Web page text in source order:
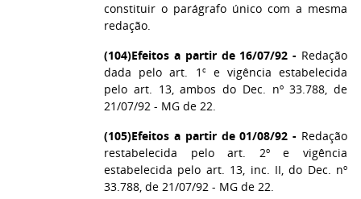
constituir o parágrafo único com a mesma
redação.
(104)Efeitos a partir de 16/07/92 - Redação
dada pelo art. 1º e vigência estabelecida
pelo art. 13, ambos do Dec. nº 33.788, de
21/07/92 - MG de 22.
(105)Efeitos a partir de 01/08/92 - Redação
restabelecida pelo art. 2º e vigência
estabelecida pelo art. 13, inc. II, do Dec. nº
33.788, de 21/07/92 - MG de 22.